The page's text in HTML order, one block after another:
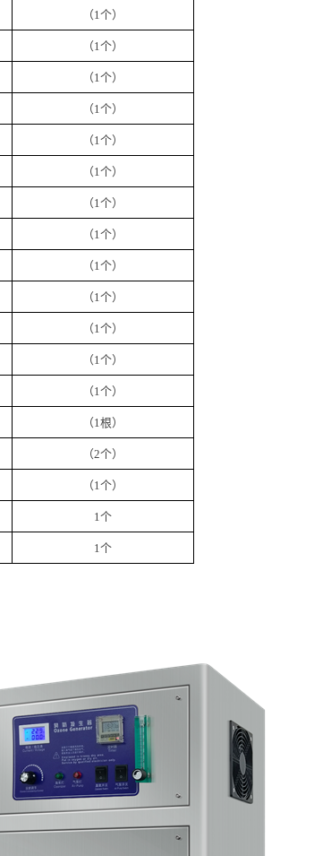
（1个）
（1个）
（1个）
（1个）
（1个）
（1个）
（1个）
（1个）
（1个）
（1个）
（1个）
（1个）
（1个）
（1根）
（2个）
（1个）
1个
1个